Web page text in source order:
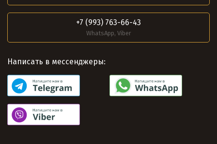
+7 (993) 763-66-43
WhatsApp, Viber
Написать в мессенджеры: